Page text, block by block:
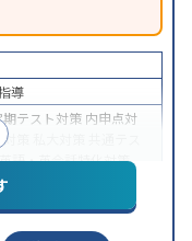
導
テスト対策 内申点対
策
英語・英会話特化対策
替可能
利用オンライン対応1